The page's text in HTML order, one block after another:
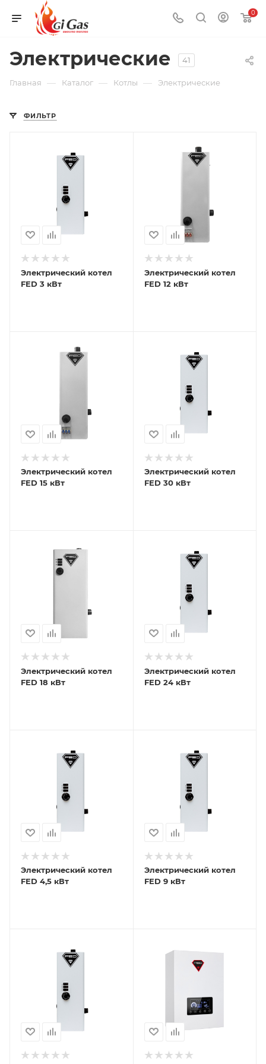
0
Электрические 41
Главная — Каталог — Котлы — Электрические
ФИЛЬТР
Электрический котел
FED 3 кВт
Электрический котел
FED 12 кВт
Электрический котел
FED 15 кВт
Электрический котел
FED 30 кВт
Электрический котел
FED 18 кВт
Электрический котел
FED 24 кВт
Электрический котел
FED 4,5 кВт
Электрический котел
FED 9 кВт